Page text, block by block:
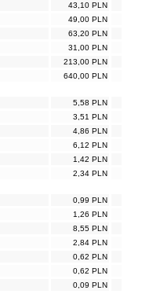
43,10 PLN
49,00 PLN
63,20 PLN
31,00 PLN
213,00 PLN
640,00 PLN
5,58 PLN
3,51 PLN
4,86 PLN
6,12 PLN
1,42 PLN
2,34 PLN
0,99 PLN
1,26 PLN
8,55 PLN
2,84 PLN
0,62 PLN
0,62 PLN
0,09 PLN